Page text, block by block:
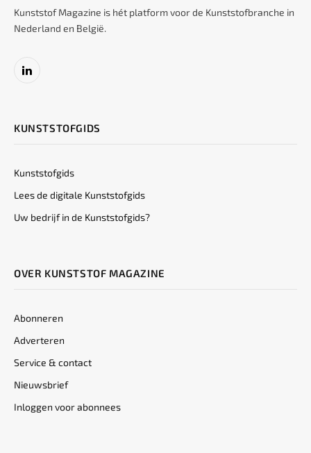
Kunststof Magazine is hét platform voor de Kunststofbranche in
Nederland en België.
LinkedIn
KUNSTSTOFGIDS
Kunststofgids
Lees de digitale Kunststofgids
Uw bedrijf in de Kunststofgids?
OVER KUNSTSTOF MAGAZINE
Abonneren
Adverteren
Service & contact
Nieuwsbrief
Inloggen voor abonnees